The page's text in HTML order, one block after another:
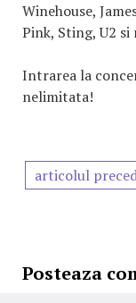
Winehouse,
Pink, Sting, U2
Intrarea la
nelimitata!
articolul
Posteaza